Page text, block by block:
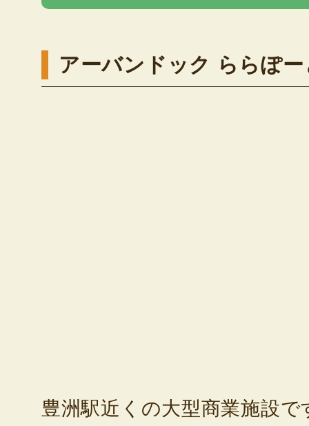
アーバンドック ららぽ
豊洲駅近くの大型商業施設